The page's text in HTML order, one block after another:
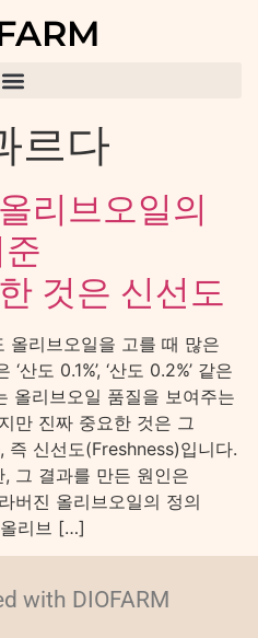
르다
리브오일의
것은 신선도
올리브오일을 고를 때 많은
도 0.1%’, ‘산도 0.2%’ 같은
올리브오일 품질을 보여주는
만 진짜 중요한 것은 그
즉 신선도(Freshness)입니다.
그 결과를 만든 원인은
버진 올리브오일의 정의
리브 […]
with DIOFARM